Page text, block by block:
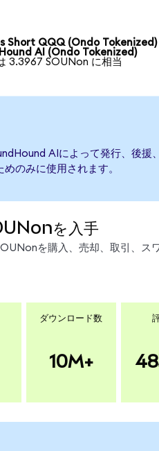
Short QQQ (Ondo Tokenized)
AI (Ondo Tokenized)
3.3967 SOUNon に相当
AIによって発行、後
のみに使用されます。
を入手
を購入、売却、取引、ス
ダウンロード数
10M+